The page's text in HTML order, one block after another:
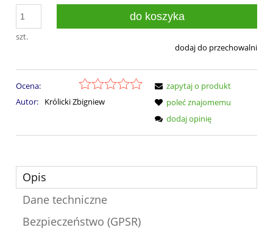
szt.
do koszyka
dodaj do przechowalni
Ocena:
Autor:
Królicki Zbigniew
zapytaj o produkt
poleć znajomemu
dodaj opinię
Opis
Dane techniczne
Bezpieczeństwo (GPSR)